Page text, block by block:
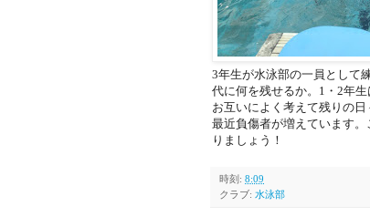
3年生が水泳部の一員として
代に何を残せるか。1・2年
お互いによく考えて残りの日
最近負傷者が増えています
りましょう！
時刻: 8:09
クラブ: 水泳部